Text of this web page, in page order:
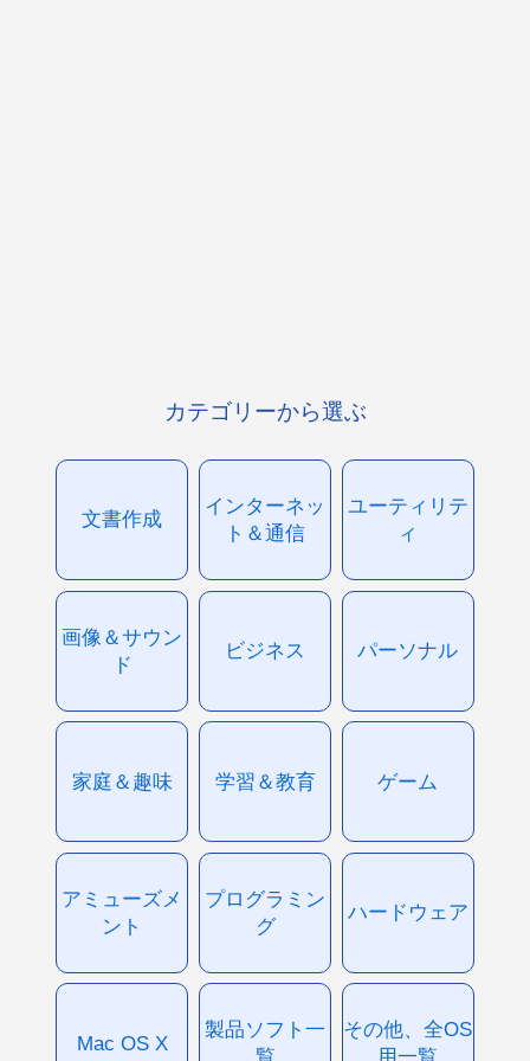
カテゴリーから選ぶ
文書作成
インターネッ
ト＆通信
ユーティリテ
ィ
画像＆サウン
ド
ビジネス パーソナル
家庭＆趣味 学習＆教育 ゲーム
アミューズメ
ント
プログラミン
グ
ハードウェア
Mac OS X
製品ソフト一
その他、全OS